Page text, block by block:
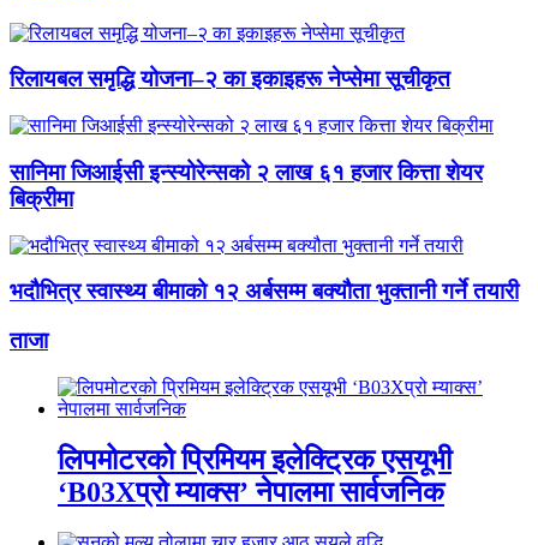
रिलायबल समृद्धि योजना–२ का इकाइहरू नेप्सेमा सूचीकृत
सानिमा जिआईसी इन्स्योरेन्सको २ लाख ६१ हजार कित्ता शेयर
बिक्रीमा
भदौभित्र स्वास्थ्य बीमाको १२ अर्बसम्म बक्यौता भुक्तानी गर्ने तयारी
ताजा
लिपमोटरको प्रिमियम इलेक्ट्रिक एसयूभी
‘B03Xप्रो म्याक्स’ नेपालमा सार्वजनिक